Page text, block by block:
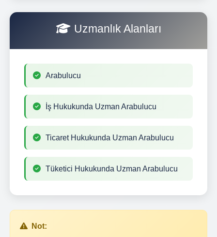
Uzmanlık Alanları
Arabulucu
İş Hukukunda Uzman Arabulucu
Ticaret Hukukunda Uzman Arabulucu
Tüketici Hukukunda Uzman Arabulucu
Not: